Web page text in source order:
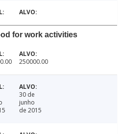
for work activities
250000.00
30 de
junho
de 2015